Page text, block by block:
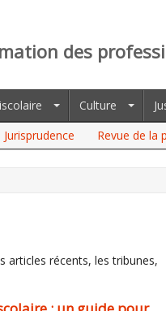
des
Culture
Jurisprudence Revue de la
articles récents, les tribunes,